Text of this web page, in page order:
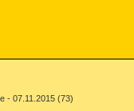
- 07.11.2015 (73)